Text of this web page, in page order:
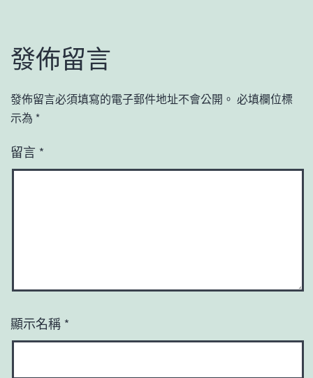
發佈留言
發佈留言必須填寫的電子郵件地址不會公開。 必填欄位標
示為 *
留言 *
顯示名稱 *